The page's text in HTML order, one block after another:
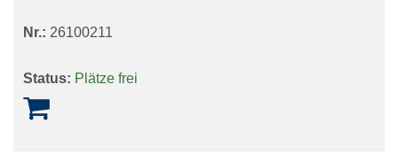
Nr.: 26100211
Status: Plätze frei